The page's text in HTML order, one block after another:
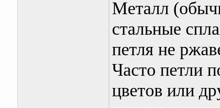
Металл
стальные
петля не
Часто петли
цветов или